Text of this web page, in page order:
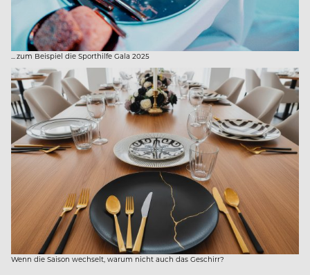
... zum Beispiel die Sporthilfe Gala 2025
Wenn die Saison wechselt, warum nicht auch das Geschirr?